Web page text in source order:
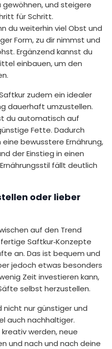
und steigere
für Schritt.
du weiterhin viel Obst und
Form, zu dir nimmst und
Ergänzend kannst du
einbauen, um den
zudem ein idealer
dauerhaft umzustellen.
du automatisch auf
Fette. Dadurch
bewusstere Ernährung,
der Einstieg in einen
fällt deutlich
oder lieber
auf den Trend
Saftkur‑Konzepte
an. Das ist bequem und
jedoch etwas besonders
Zeit investieren kann,
selbst herzustellen.
nur günstiger und
auch nachhaltiger.
werden, neue
und nach und nach deine